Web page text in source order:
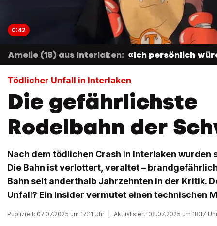
0:42
Amelie (18) aus Interlaken: «Ich persönlich
Tödlicher Unfall in Interlaken
Die gefährlichste
Rodelbahn der
Nach dem tödlichen Crash in Interlaken wurden
Die Bahn ist verlottert, veraltet –
Bahn seit anderthalb Jahrzehnten in der Kritik.
Unfall? Ein Insider vermutet einen technischen
Publiziert: 07.07.2025 um 17:11 Uhr Aktualisiert: 08.07.2025 um 18:17 Uhr